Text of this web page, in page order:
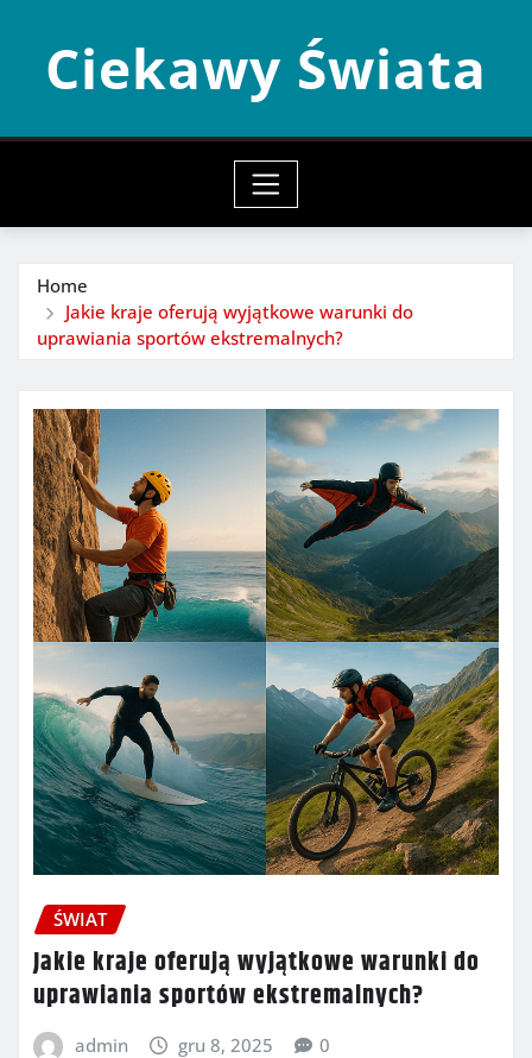
contentCiekawy Świata
Home
Jakie kraje oferują wyjątkowe warunki do
uprawiania sportów ekstremalnych?
ŚWIAT
Jakie kraje oferują wyjątkowe warunki do
uprawiania sportów ekstremalnych?
admin gru 8, 2025 0